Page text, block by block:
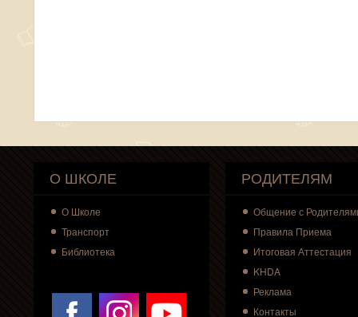
О ШКОЛЕ
О Школе
Транспорт
Библиотека
РОДИТЕЛЯМ
Общение с
Правила Приема
Итоговая Аттестация
KHDA
Реклама
Контакты